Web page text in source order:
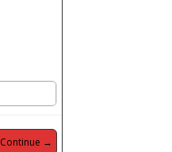
Continue →